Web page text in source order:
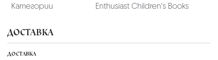
Категории
Enthusiast Children's Books
ДОСТАВКА
ДОСТАВКА